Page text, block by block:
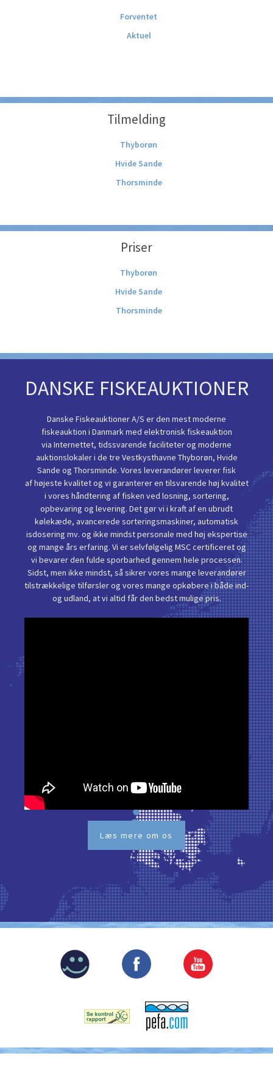
Forventet
Aktuel
Tilmelding
Thyborøn
Hvide Sande
Thorsminde
Priser
Thyborøn
Hvide Sande
Thorsminde
DANSKE FISKEAUKTIONER
Danske Fiskeauktioner A/S er den mest moderne
fiskeauktion i Danmark med elektronisk fiskeauktion
via Internettet, tidssvarende faciliteter og moderne
auktionslokaler i de tre Vestkysthavne Thyborøn, Hvide
Sande og Thorsminde. Vores leverandører leverer fisk
af højeste kvalitet og vi garanterer en tilsvarende høj kvalitet
i vores håndtering af fisken ved losning, sortering,
opbevaring og levering. Det gør vi i kraft af en ubrudt
kølekæde, avancerede sorteringsmaskiner, automatisk
isdosering mv. og ikke mindst personale med høj ekspertise
og mange års erfaring. Vi er selvfølgelig MSC certificeret og
vi bevarer den fulde sporbarhed gennem hele processen.
Sidst, men ikke mindst, så sikrer vores mange leverandører
tilstrækkelige tilførsler og vores mange opkøbere i både ind-
og udland, at vi altid får den bedst mulige pris.
Læs mere om os